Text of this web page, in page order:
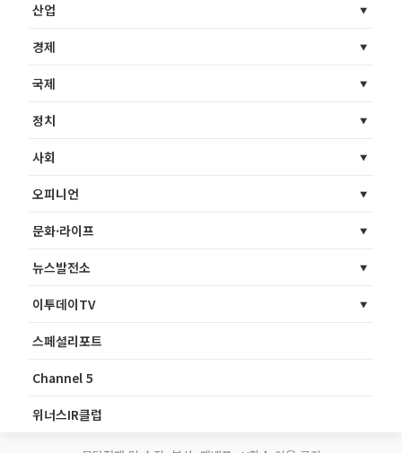
산업
경제
국제
정치
사회
오피니언
문화·라이프
뉴스발전소
이투데이TV
스페셜리포트
Channel 5
위너스IR클럽